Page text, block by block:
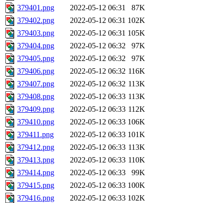
379401.png
2022-05-12 06:31
87K
379402.png
2022-05-12 06:31 102K
379403.png
2022-05-12 06:31 105K
379404.png
2022-05-12 06:32
97K
379405.png
2022-05-12 06:32
97K
379406.png
2022-05-12 06:32 116K
379407.png
2022-05-12 06:32 113K
379408.png
2022-05-12 06:33 113K
379409.png
2022-05-12 06:33 112K
379410.png
2022-05-12 06:33 106K
379411.png
2022-05-12 06:33 101K
379412.png
2022-05-12 06:33 113K
379413.png
2022-05-12 06:33 110K
379414.png
2022-05-12 06:33
99K
379415.png
2022-05-12 06:33 100K
379416.png
2022-05-12 06:33 102K